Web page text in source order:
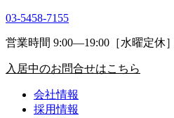
03-5458-7155
営業時間 9:00―19:00［水曜定休］
入居中のお問合せはこちら
会社情報
採用情報